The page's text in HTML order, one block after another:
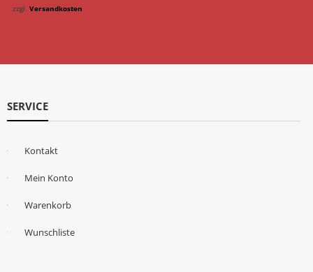
zzgl. Versandkosten
SERVICE
Kontakt
Mein Konto
Warenkorb
Wunschliste